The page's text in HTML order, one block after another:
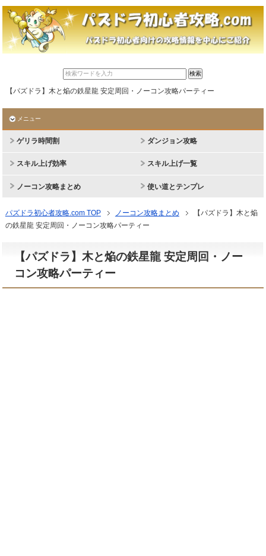
【パズドラ】木と焔の鉄星龍 安定周回・ノーコン攻略パーティー
メニュー
ゲリラ時間割 ダンジョン攻略
スキル上げ効率 スキル上げ一覧
ノーコン攻略まとめ 使い道とテンプレ
パズドラ初心者攻略.com TOP ノーコン攻略まとめ
【パズドラ】木と焔
の鉄星龍 安定周回・ノーコン攻略パーティー
【パズドラ】木と焔の鉄星龍 安定周回・ノー
コン攻略パーティー